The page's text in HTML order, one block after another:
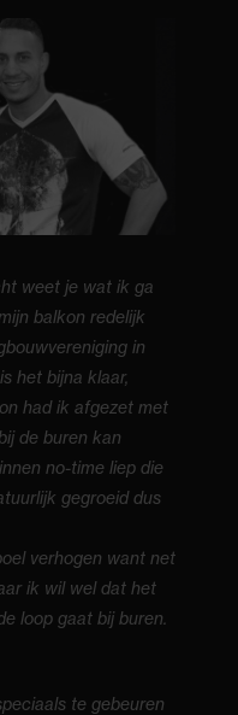
weet je wat ik ga
balkon redelijk
in
het bijna klaar,
had ik afgezet met
de buren kan
no-time liep die
gegroeid dus
verhogen want net
ik wil wel dat het
loop gaat bij buren.
te gebeuren